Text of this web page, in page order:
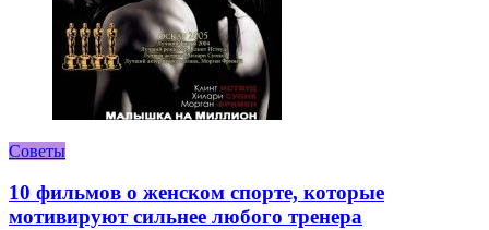
Советы
10 фильмов о женском спорте, которые
мотивируют сильнее любого тренера